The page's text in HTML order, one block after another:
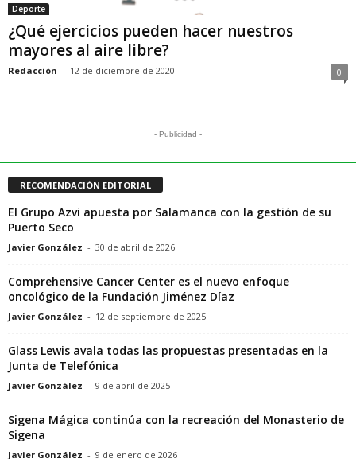
Deporte
¿Qué ejercicios pueden hacer nuestros
mayores al aire libre?
Redacción - 12 de diciembre de 2020 0
- Publicidad -
RECOMENDACIÓN EDITORIAL
El Grupo Azvi apuesta por Salamanca con la gestión de su
Puerto Seco
Javier González - 30 de abril de 2026
Comprehensive Cancer Center es el nuevo enfoque
oncológico de la Fundación Jiménez Díaz
Javier González - 12 de septiembre de 2025
Glass Lewis avala todas las propuestas presentadas en la
Junta de Telefónica
Javier González - 9 de abril de 2025
Sigena Mágica continúa con la recreación del Monasterio de
Sigena
Javier González - 9 de enero de 2026